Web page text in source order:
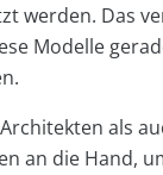
werden. Das
Modelle
als
an die Hand,